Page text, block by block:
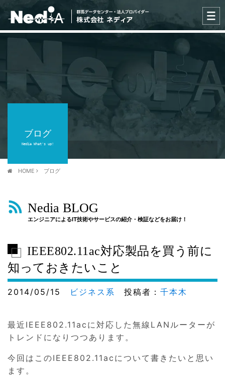
ブログ
Nedia What's up!
HOME ブログ
Nedia BLOG
エンジニアによるIT技術やサービスの紹介・検証などをお届け！
IEEE802.11ac対応製品を買う前に
知っておきたいこと
2014/05/15 ビジネス系 投稿者： 千本木
最近IEEE802.11acに対応した無線LANルーターが
トレンドになりつつあります。
今回はこのIEEE802.11acについて書きたいと思い
ます。